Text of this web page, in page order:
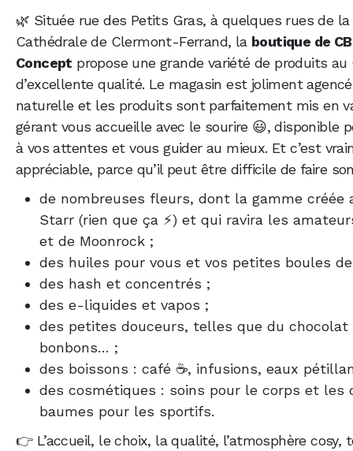
🌿 Située rue des Petits Gras, à quelques rues de
Cathédrale de Clermont-Ferrand, la boutique de
Concept propose une grande variété de produits au
d’excellente qualité. Le magasin est joliment
naturelle et les produits sont parfaitement mis en
gérant vous accueille avec le sourire 😃, disponible
à vos attentes et vous guider au mieux. Et c’est
appréciable, parce qu’il peut être difficile de faire
de nombreuses fleurs, dont la gamme créée
Starr (rien que ça ⚡) et qui ravira les
et de Moonrock ;
des huiles pour vous et vos petites boules
des hash et concentrés ;
des e-liquides et vapos ;
des petites douceurs, telles que du chocolat
bonbons… ;
des boissons : café ☕, infusions, eaux
des cosmétiques : soins pour le corps et les
baumes pour les sportifs.
👉 L’accueil, le choix, la qualité, l’atmosphère cosy,